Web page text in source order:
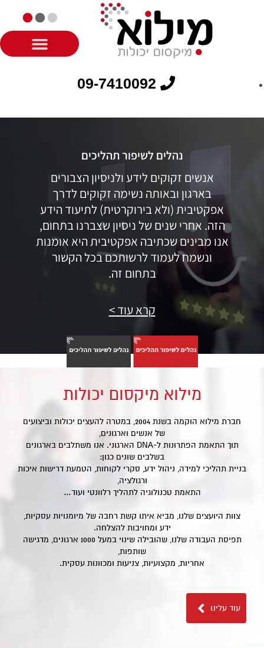
09-7410092
נהלים לשיפור תהליכים
אנשים זקוקים לידע ולניסיון הצבורים
בארגון ובאותה נשימה זקוקים לדרך
אפקטיבית (ולא בירוקרטית) לתיעוד הידע
הזה. אחרי שנים של ניסיון שצברנו בתחום,
אנו מבינים שכתיבה אפקטיבית היא אומנות
ונשמח לעמוד לרשותכם בכל הקשור
בתחום זה.
קרא עוד >
מילוא מיקסום יכולות
חברת מילוא הוקמה בשנת 2004, במטרה להעצים יכולות וביצועים
של אנשים וארגונים,
תוך התאמת הפתרונות ל-DNA הארגוני. אנו משתלבים בארגונים
בשלבים שונים כגון:
בניית תהליכי למידה, ניהול ידע, סקרי לקוחות, הטמעת דרישות איכות
ורגולציה,
התאמת טכנולוגיה לתהליך רלוונטי ועוד…
צוות היועצים שלנו, מביא איתו קשת רחבה של מיומנויות עסקיות,
ידע ומחויבות להצלחה.
תפיסת העבודה שלנו, שהובילה שינוי במעל 1000 ארגונים, מדגישה
שותפות,
אחריות, מקצועיות, צניעות ומכוונות עסקית.
עוד עלינו